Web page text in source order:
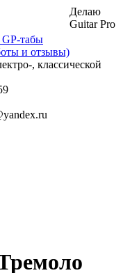
GP-табы
и отзывы)
Делаю
Guitar Pro
, классической